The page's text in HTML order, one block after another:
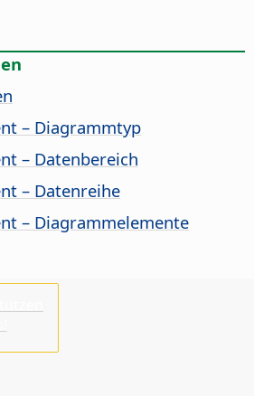
– Diagrammtyp
– Datenbereich
– Datenreihe
– Diagrammelemente